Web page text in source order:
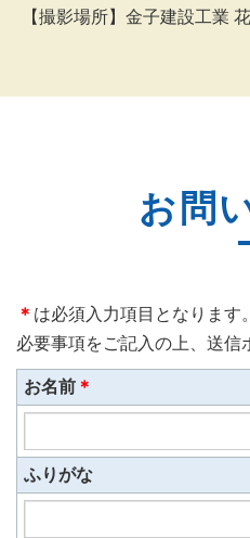
【撮影場所】金子建設工業
お問
＊ は必須入力項目となります。
必要事項をご記入の上、送信
お名前 ＊
ふりがな